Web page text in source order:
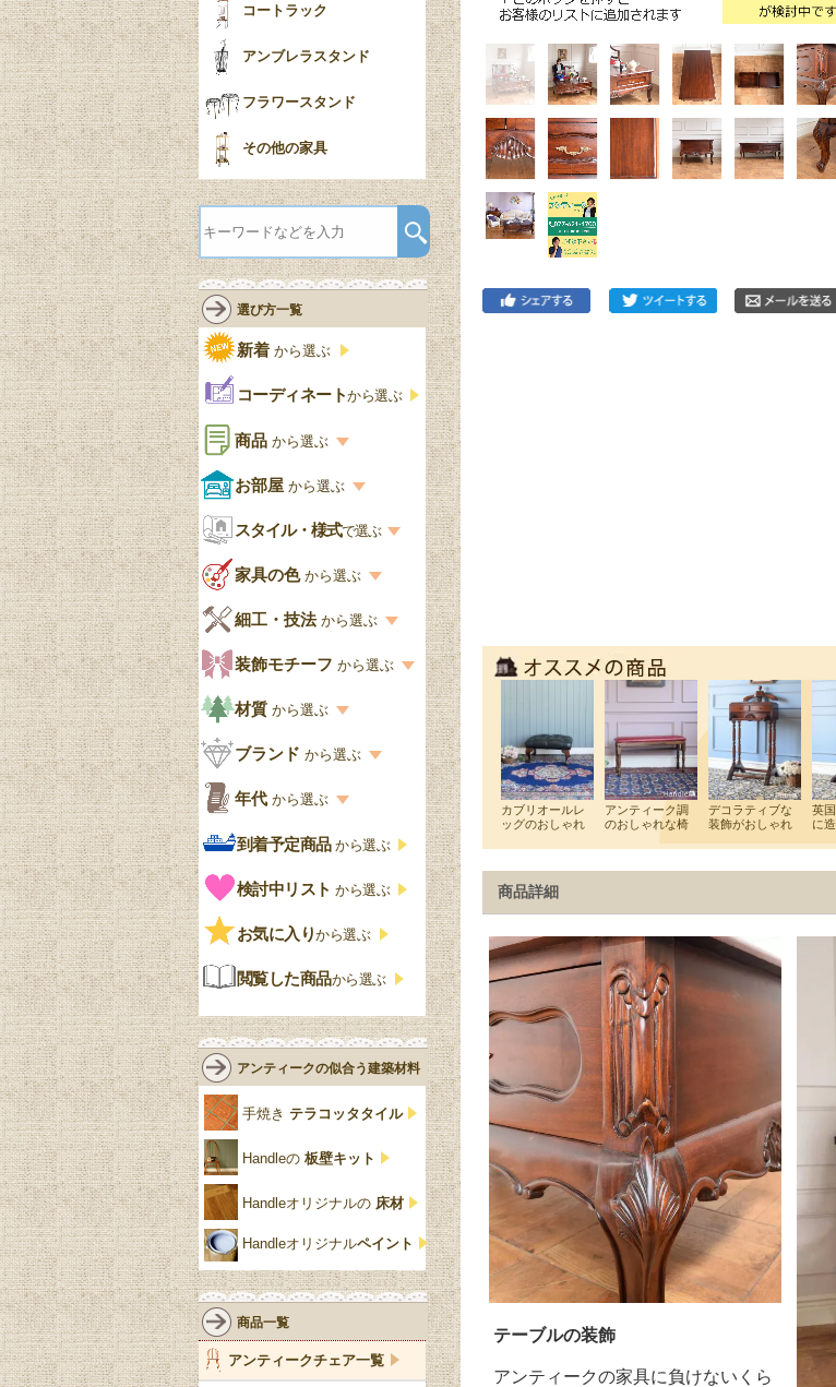
商品詳細
テーブルの装飾
アンティークの家具に負けないくら
コートラック
アンブレラスタンド
フラワースタンド
その他の家具
選び方一覧
新着 から選ぶ
コーディネートから選ぶ
商品 から選ぶ
商品一覧を見る
収納家具
書棚
デスクおしゃれ
食器棚おしゃれ
木製ワゴン
ェア
洋服タンス
チェストおしゃれ
クローゼット
鏡台
花台
仏壇おしゃれ
靴箱収納
スリッパ収納
壁掛け家具
パーテーション・間
仕切り
お部屋 から選ぶ
お部屋から選ぶ一覧
リビング
キッチン・ダイニング
スタイル・様式で選ぶ
スタイル一覧
英国アンティーク
英国クラシック
式
エリザベス様式
ジャコビアン
ロココ様式
ミッドセンチュリー
アールデコ
家具の色から選ぶ
家具の色一覧
カスタード色
アップルパイ色
白・ホワイト
黒・ブラック
細工・技法 から選ぶ
細工・技法の一覧
象嵌・マーケットリー
寄木・パーケットリー
装飾モチーフ から選ぶ
模様の一覧
ペディメント
コーニス
グ
ストラップワーク
雷文
ビーディング
リネンフォールド
ルネット
アカンサス
パイクラスト
脚のモチーフ一覧
ターニングレッグ
バルボスレッグ
材質 から選ぶ
材質の一覧
オーク材
マホガニー
ローズウッド材
サテンウッド材
ブランド から選ぶ
ブランド一覧
Handleオリジナル
ウィリアムモリス
ロイドルーム
コントワールドファミー
ユ
ジェニファーテイラー
チェスターフィールド
リリパットレーン
アングルポイズ
ウォーカー＆ホール
年代 から選ぶ
年代別の一覧
アンティーク
ビンテージ
到着予定商品から選ぶ
検討中リスト から選ぶ
お気に入りから選ぶ
閲覧した商品から選ぶ
アンティークの似合う建築材料
手焼き テラコッタタイル
Handleの 板壁キット
Handleオリジナルの 床材
Handleオリジナルペイント
商品一覧
アンティークチェア一覧